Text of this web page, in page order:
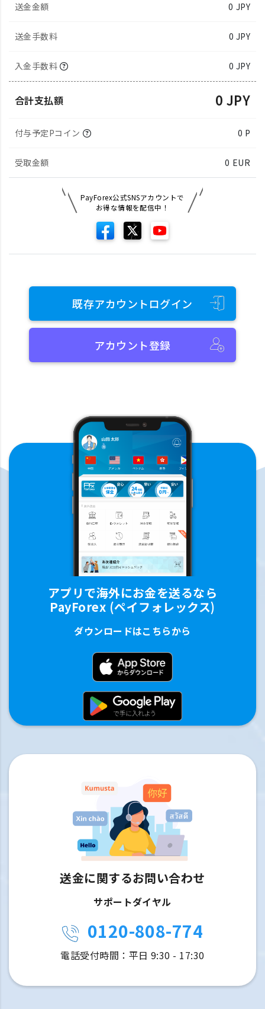
送金金額 0 JPY
送金手数料 0 JPY
入金手数料 0 JPY
合計支払額 0 JPY
付与予定Pコイン 0 P
受取金額 0 EUR
PayForex公式SNSアカウントで
お得な情報を配信中！
既存アカウントログイン
アカウント登録
アプリで海外にお金を送るなら
PayForex (ペイフォレックス)
ダウンロードはこちらから
送金に関するお問い合わせ
サポートダイヤル
0120-808-774
電話受付時間：平日 9:30 - 17:30